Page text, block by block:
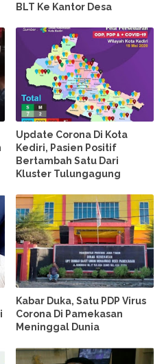
BLT Ke Kantor Desa
Update Corona Di Kota
Kediri, Pasien Positif
Bertambah Satu Dari
Kluster Tulungagung
Kabar Duka, Satu PDP Virus
Corona Di Pamekasan
Meninggal Dunia